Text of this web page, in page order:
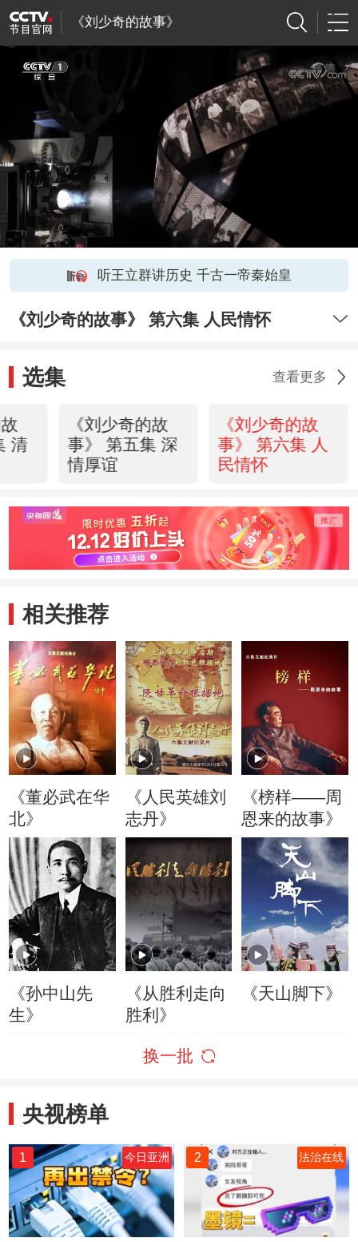
《刘少奇的故事》
听王立群讲历史 千古一帝秦始皇
《刘少奇的故事》 第六集 人民情怀
选集 查看更多
清
《刘少奇的故
事》 第五集 深
情厚谊
《刘少奇的故
事》 第六集 人
民情怀
相关推荐
《董必武在华
北》
《人民英雄刘
志丹》
《榜样——周
恩来的故事》
《孙中山先
生》
《从胜利走向
胜利》
《天山脚下》
换一批
央视榜单
1 今日亚洲 2 法治在线